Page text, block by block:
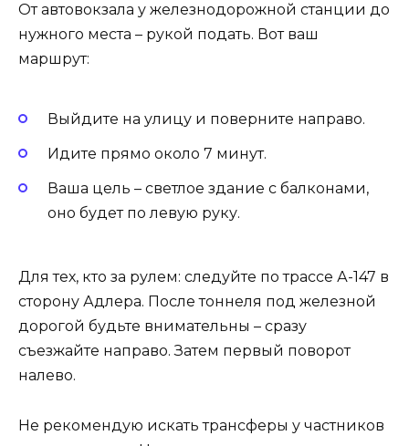
От автовокзала у железнодорожной станции до
нужного места – рукой подать. Вот ваш
маршрут:
Выйдите на улицу и поверните направо.
Идите прямо около 7 минут.
Ваша цель – светлое здание с балконами,
оно будет по левую руку.
Для тех, кто за рулем: следуйте по трассе А-147 в
сторону Адлера. После тоннеля под железной
дорогой будьте внимательны – сразу
съезжайте направо. Затем первый поворот
налево.
Не рекомендую искать трансферы у частников